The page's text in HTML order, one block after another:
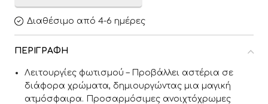
Διαθέσιμο από 4-6 ημέρες
ΠΕΡΙΓΡΑΦΉ
Λειτουργίες φωτισμού – Προβάλλει αστέρια σε
διάφορα χρώματα, δημιουργώντας μια μαγική
ατμόσφαιρα. Προσαρμόσιμες ανοιχτόχρωμες